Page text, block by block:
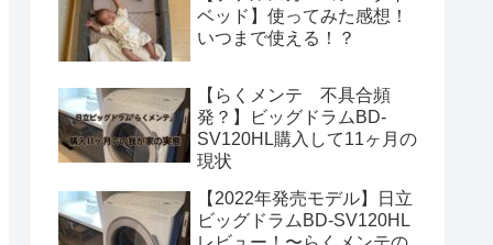
ベッド】使ってみた感想！
いつまで使える！？
【らくメンテ 不具合頻
発？】ビッグドラムBD-
SV120HL購入して11ヶ月の
現状
【2022年発売モデル】日立
ビッグドラムBD-SV120HL